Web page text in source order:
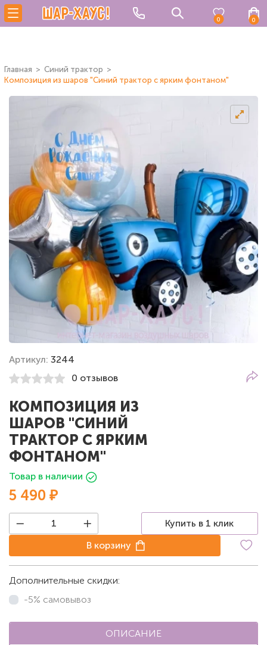
0 0
Главная
Синий трактор
Композиция из шаров "Синий трактор с ярким фонтаном"
Артикул: 3244
0 отзывов
КОМПОЗИЦИЯ ИЗ
ШАРОВ "СИНИЙ
ТРАКТОР С ЯРКИМ
ФОНТАНОМ"
Товар в наличии
5 490 ₽
Купить в 1 клик
В корзину
Дополнительные скидки:
-5% самовывоз
ОПИСАНИЕ